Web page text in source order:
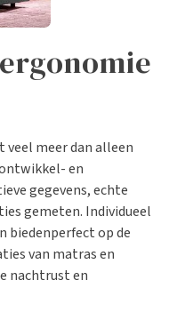
veel meer dan alleen
en
gegevens, echte
gemeten. Individueel
biedenperfect op de
van matras en
nachtrust en